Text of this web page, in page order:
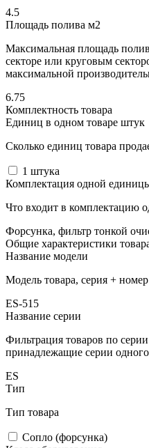
4.5
Площадь полива м2
Максимальная площадь
секторе или круговым
максимальной
6.75
Комплектность товара
Единиц в одном товаре штук
Сколько единиц товара
1 штука
Комплектация одной
Что входит в комплектацию
Форсунка, фильтр тонкой
Общие характеристики
Название модели
Модель товара, серия + номер
ES-515
Название серии
Фильтрация товаров по
принадлежащие серии
ES
Тип
Тип товара
Сопло (форсунка)